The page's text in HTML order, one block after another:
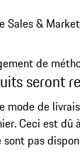
Sales &
de
seront
mode de
Ceci est dû
pas